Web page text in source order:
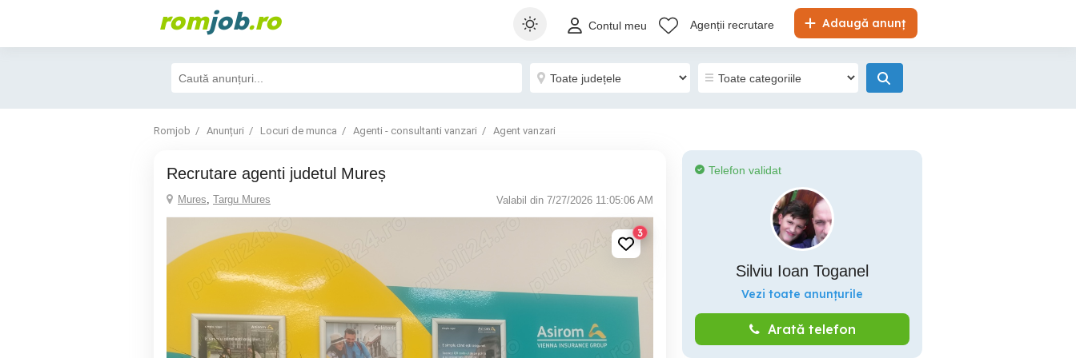
romjob.ro Adaugă anunț
Contul meu Agenții recrutare
Romjob Anunțuri Locuri de munca Agenti - consultanti vanzari Agent vanzari
Recrutare agenti judetul Mureș
Mures, Targu Mures Valabil din 7/27/2026 11:05:06 AM
3
Telefon validat
Silviu Ioan Toganel
Vezi toate anunțurile
Arată telefon